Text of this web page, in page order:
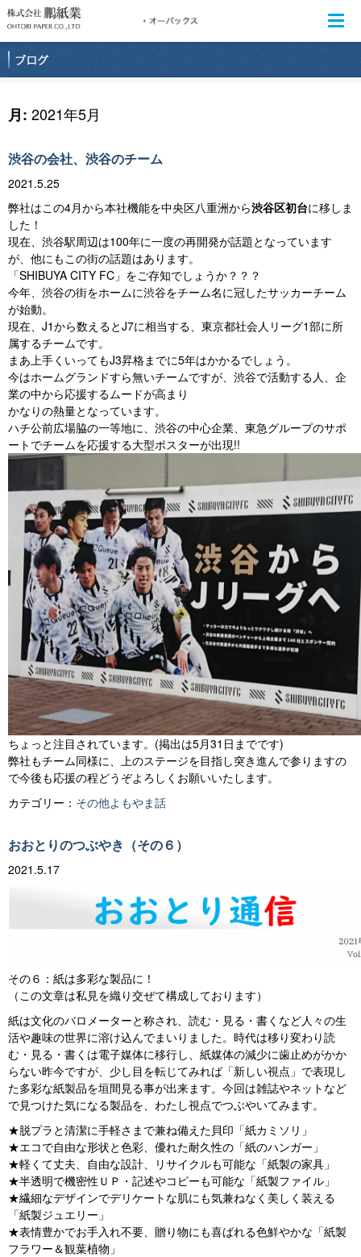
月: 2021年5月
渋谷の会社、渋谷のチーム
2021.5.25
弊社はこの4月から本社機能を中央区八重洲から渋谷区初台に移しま
した！
現在、渋谷駅周辺は100年に一度の再開発が話題となっています
が、他にもこの街の話題はあります。
「SHIBUYA CITY FC」をご存知でしょうか？？？
今年、渋谷の街をホームに渋谷をチーム名に冠したサッカーチーム
が始動。
現在、J1から数えるとJ7に相当する、東京都社会人リーグ1部に所
属するチームです。
まあ上手くいってもJ3昇格までに5年はかかるでしょう。
今はホームグランドすら無いチームですが、渋谷で活動する人、企
業の中から応援するムードが高まり
かなりの熱量となっています。
ハチ公前広場脇の一等地に、渋谷の中心企業、東急グループのサポ
ートでチームを応援する大型ポスターが出現!!
ちょっと注目されています。(掲出は5月31日までです)
弊社もチーム同様に、上のステージを目指し突き進んで参りますの
で今後も応援の程どうぞよろしくお願いいたします。
カテゴリー： その他よもやま話
おおとりのつぶやき（その６）
2021.5.17
その６：紙は多彩な製品に！
（この文章は私見を織り交ぜて構成しております）
紙は文化のバロメーターと称され、読む・見る・書くなど人々の生
活や趣味の世界に溶け込んでまいりました。時代は移り変わり読
む・見る・書くは電子媒体に移行し、紙媒体の減少に歯止めがかか
らない昨今ですが、少し目を転じてみれば「新しい視点」で表現し
た多彩な紙製品を垣間見る事が出来ます。今回は雑誌やネットなど
で見つけた気になる製品を、わたし視点でつぶやいてみます。
★脱プラと清潔に手軽さまで兼ね備えた貝印「紙カミソリ」
★エコで自由な形状と色彩、優れた耐久性の「紙のハンガー」
★軽くて丈夫、自由な設計、リサイクルも可能な「紙製の家具」
★半透明で機密性ＵＰ・記述やコピーも可能な「紙製ファイル」
★繊細なデザインでデリケートな肌にも気兼ねなく美しく装える
「紙製ジュエリー」
★表情豊かでお手入れ不要、贈り物にも喜ばれる色鮮やかな「紙製
フラワー＆観葉植物」